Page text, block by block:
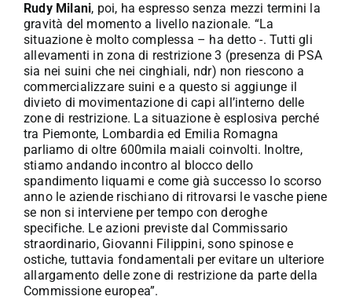
Rudy Milani, poi, ha espresso senza mezzi termini la
gravità del momento a livello nazionale. “La
situazione è molto complessa – ha detto -. Tutti gli
allevamenti in zona di restrizione 3 (presenza di PSA
sia nei suini che nei cinghiali, ndr) non riescono a
commercializzare suini e a questo si aggiunge il
divieto di movimentazione di capi all’interno delle
zone di restrizione. La situazione è esplosiva perché
tra Piemonte, Lombardia ed Emilia Romagna
parliamo di oltre 600mila maiali coinvolti. Inoltre,
stiamo andando incontro al blocco dello
spandimento liquami e come già successo lo scorso
anno le aziende rischiano di ritrovarsi le vasche piene
se non si interviene per tempo con deroghe
specifiche. Le azioni previste dal Commissario
straordinario, Giovanni Filippini, sono spinose e
ostiche, tuttavia fondamentali per evitare un ulteriore
allargamento delle zone di restrizione da parte della
Commissione europea”.